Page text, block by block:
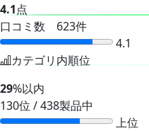
4.1点
口コミ数 623件
4.1
カテゴリ内順位
29%以内
130位 / 438製品中
上位